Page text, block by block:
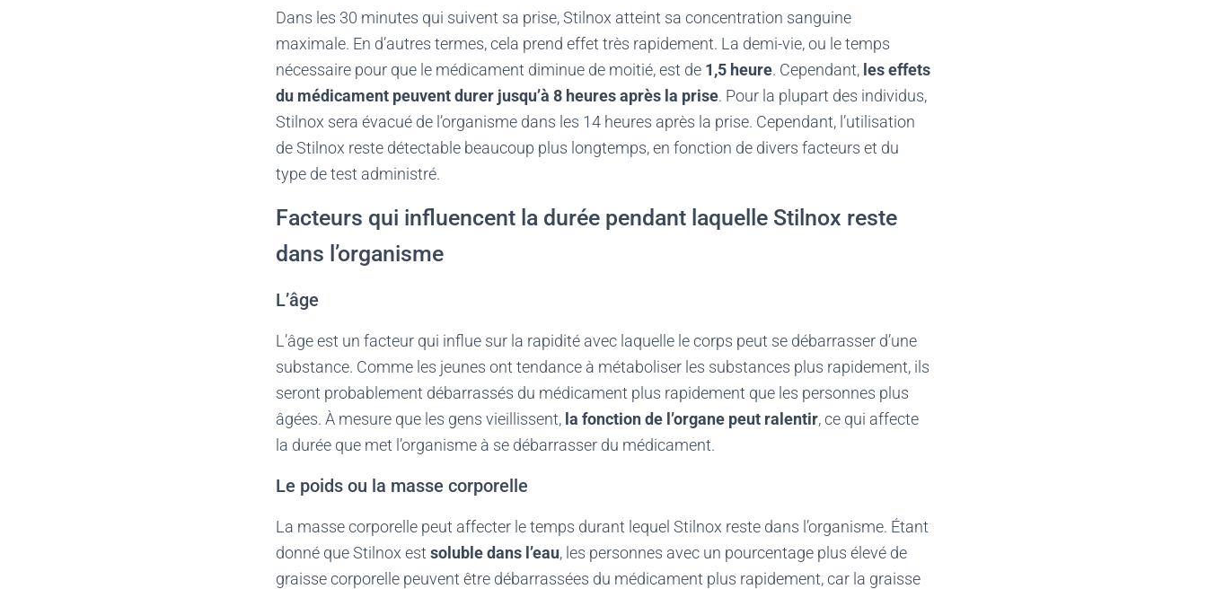
Dans les 30 minutes qui suivent sa prise, Stilnox atteint sa concentration sanguine
maximale. En d’autres termes, cela prend effet très rapidement. La demi-vie, ou le temps
nécessaire pour que le médicament diminue de moitié, est de 1,5 heure. Cependant, les effets
du médicament peuvent durer jusqu’à 8 heures après la prise. Pour la plupart des individus,
Stilnox sera évacué de l’organisme dans les 14 heures après la prise. Cependant, l’utilisation
de Stilnox reste détectable beaucoup plus longtemps, en fonction de divers facteurs et du
type de test administré.
Facteurs qui influencent la durée pendant laquelle Stilnox reste
dans l’organisme
L’âge
L’âge est un facteur qui influe sur la rapidité avec laquelle le corps peut se débarrasser d’une
substance. Comme les jeunes ont tendance à métaboliser les substances plus rapidement, ils
seront probablement débarrassés du médicament plus rapidement que les personnes plus
âgées. À mesure que les gens vieillissent, la fonction de l’organe peut ralentir, ce qui affecte
la durée que met l’organisme à se débarrasser du médicament.
Le poids ou la masse corporelle
La masse corporelle peut affecter le temps durant lequel Stilnox reste dans l’organisme. Étant
donné que Stilnox est soluble dans l’eau, les personnes avec un pourcentage plus élevé de
graisse corporelle peuvent être débarrassées du médicament plus rapidement, car la graisse